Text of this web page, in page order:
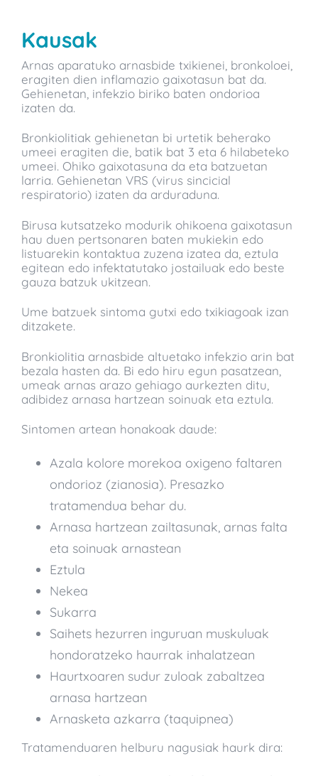
Kausak
Arnas aparatuko arnasbide txikienei, bronkoloei,
eragiten dien inflamazio gaixotasun bat da.
Gehienetan, infekzio biriko baten ondorioa
izaten da.
Bronkiolitiak gehienetan bi urtetik beherako
umeei eragiten die, batik bat 3 eta 6 hilabeteko
umeei. Ohiko gaixotasuna da eta batzuetan
larria. Gehienetan VRS (virus sincicial
respiratorio) izaten da arduraduna.
Birusa kutsatzeko modurik ohikoena gaixotasun
hau duen pertsonaren baten mukiekin edo
listuarekin kontaktua zuzena izatea da, eztula
egitean edo infektatutako jostailuak edo beste
gauza batzuk ukitzean.
Ume batzuek sintoma gutxi edo txikiagoak izan
ditzakete.
Bronkiolitia arnasbide altuetako infekzio arin bat
bezala hasten da. Bi edo hiru egun pasatzean,
umeak arnas arazo gehiago aurkezten ditu,
adibidez arnasa hartzean soinuak eta eztula.
Sintomen artean honakoak daude:
Azala kolore morekoa oxigeno faltaren
ondorioz (zianosia). Presazko
tratamendua behar du.
Arnasa hartzean zailtasunak, arnas falta
eta soinuak arnastean
Eztula
Nekea
Sukarra
Saihets hezurren inguruan muskuluak
hondoratzeko haurrak inhalatzean
Haurtxoaren sudur zuloak zabaltzea
arnasa hartzean
Arnasketa azkarra (taquipnea)
Tratamenduaren helburu nagusiak haurk dira: